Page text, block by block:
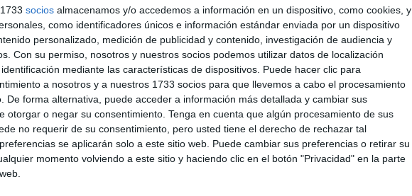
socios almacenamos y/o accedemos a información en un dispositivo, como cookies, y
como identificadores únicos e información estándar enviada por un dispositivo
personalizado, medición de publicidad y contenido, investigación de audiencia y
Con su permiso, nosotros y nuestros socios podemos utilizar datos de localización
mediante las características de dispositivos. Puede hacer clic para
a nosotros y a nuestros 1733 socios para que llevemos a cabo el procesamiento
De forma alternativa, puede acceder a información más detallada y cambiar sus
otorgar o negar su consentimiento. Tenga en cuenta que algún procesamiento de sus
no requerir de su consentimiento, pero usted tiene el derecho de rechazar tal
se aplicarán solo a este sitio web. Puede cambiar sus preferencias o retirar su
momento volviendo a este sitio y haciendo clic en el botón "Privacidad" en la parte
que esta transformación venga acompañada de
conectividad entre barrios.
eficiente, sus ciudadanos responden.